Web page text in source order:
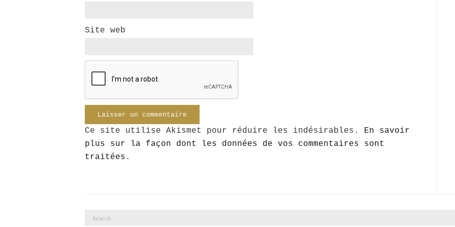
Site web
Ce site utilise Akismet pour réduire les indésirables. En savoir
plus sur la façon dont les données de vos commentaires sont
traitées .